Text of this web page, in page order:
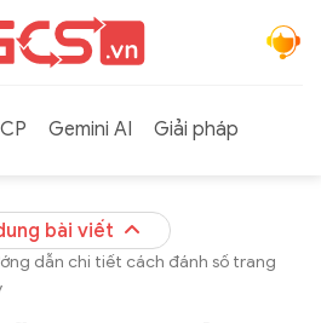
Gemini AI Giải pháp
bài viết
dẫn chi tiết cách đánh số trang